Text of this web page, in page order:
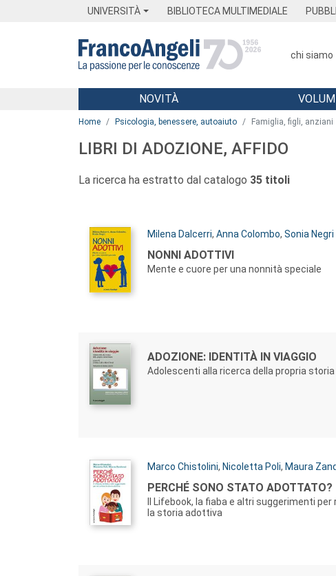
UNIVERSITÀ BIBLIOTECA MULTIMEDIALE
chi siamo
Menu
NOVITÀ
Home Psicologia, benessere, autoaiuto Famiglia, figli, anziani
LIBRI DI ADOZIONE, AFFIDO
La ricerca ha estratto dal catalogo 35 titoli
Autori:
Milena Dalcerri, Anna Colombo, Sonia Negri
Titolo:
NONNI ADOTTIVI
Mente e cuore per una nonnità speciale
Autori:
Titolo:
ADOZIONE: IDENTITÀ IN VIAGGIO
Adolescenti alla ricerca della propria
Autori:
Marco Chistolini, Nicoletta Poli, Maura
Titolo:
PERCHÉ SONO STATO ADOTTATO?
Il Lifebook, la fiaba e altri suggerimenti
la storia adottiva